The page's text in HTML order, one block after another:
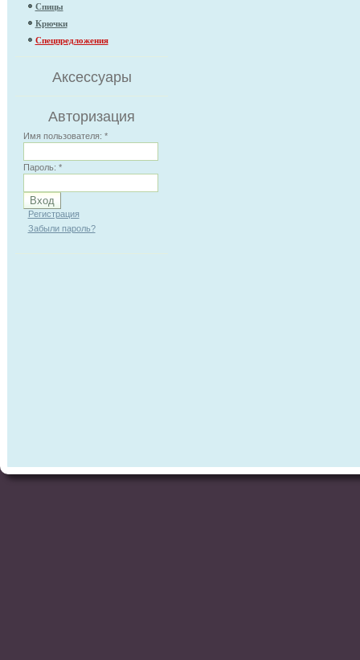
Спицы
Крючки
Спецпредложения
Аксессуары
Авторизация
Имя пользователя: *
Пароль: *
Регистрация
Забыли пароль?